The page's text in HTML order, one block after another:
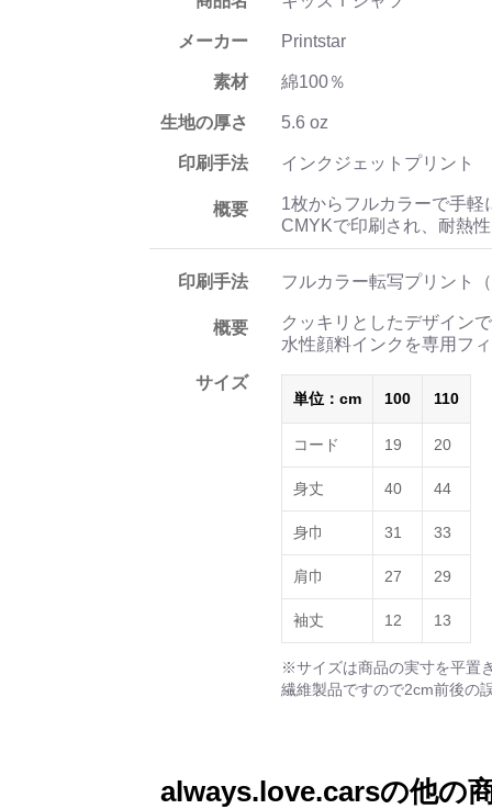
メーカー Printstar
素材 綿100％
生地の厚さ 5.6 oz
印刷手法 インクジェットプリント
概要
1枚からフルカラーで手
CMYKで印刷され、耐熱
印刷手法 フルカラー転写プリント
概要
クッキリとしたデザイン
水性顔料インクを専用フ
サイズ
単位：cm 100 110
コード 19 20
身丈 40 44
身巾 31 33
肩巾 27 29
袖丈 12 13
※サイズは商品の実寸を平置
繊維製品ですので2cm前後の
always.love.carsの他の